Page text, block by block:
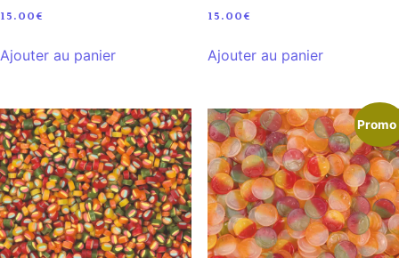
15.00€
Ajouter au panier
15.00€
Ajouter au panier
Promo